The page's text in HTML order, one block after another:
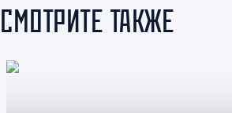
СМОТРИТЕ ТАКЖЕ